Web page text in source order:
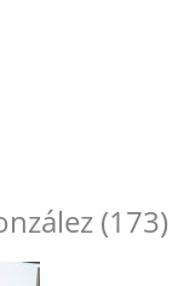
(173)